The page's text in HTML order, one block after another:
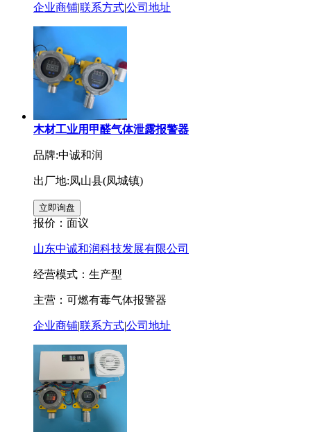
企业商铺|联系方式|公司地址
木材工业用甲醛气体泄露报警器
品牌:中诚和润
出厂地:凤山县(凤城镇)
报价： 面议
山东中诚和润科技发展有限公司
经营模式：生产型
主营：可燃有毒气体报警器
企业商铺|联系方式|公司地址